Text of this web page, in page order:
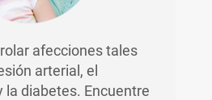
afecciones tales
arterial, el
la diabetes. Encuentre